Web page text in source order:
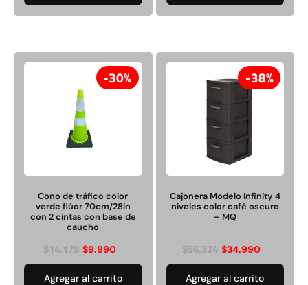
30%
Cono de tráfico color
verde flúor 70cm/28in
con 2 cintas con base de
caucho
$14.179 $9.990
Agregar al carrito
38%
Cajonera Modelo Infinity 4
niveles color café oscuro
– MQ
$56.324 $34.990
Agregar al carrito